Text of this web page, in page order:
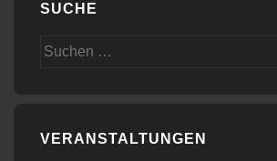
SUCHE
Suchen
VERANSTALTUNGEN